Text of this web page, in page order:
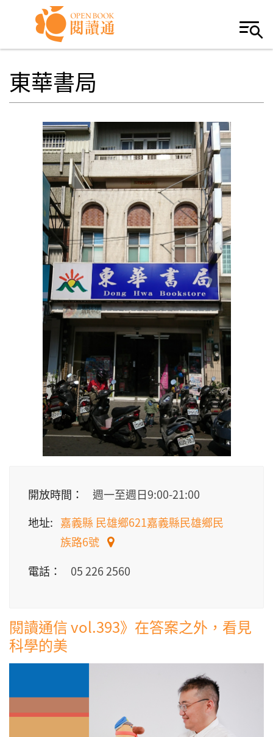
Skip to navigation
移至主內容
東華書局
開放時間：
週一至週日9:00-21:00
地址: 嘉義縣 民雄鄉621嘉義縣民雄鄉民
族路6號
電話：
05 226 2560
閱讀通信 vol.393》在答案之外，看見
科學的美